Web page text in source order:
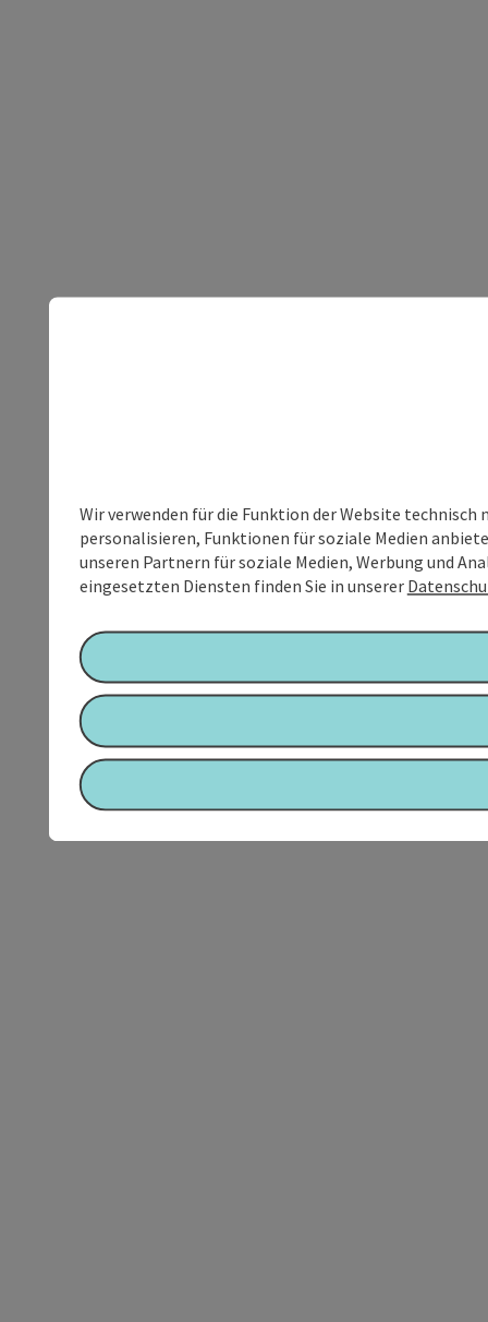
Wir verwenden für die Funktion der Website
personalisieren, Funktionen für soziale Medien
unseren Partnern für soziale Medien, Werbung und
eingesetzten Diensten finden Sie in unserer